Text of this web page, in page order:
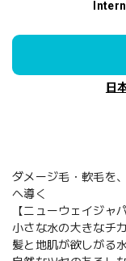
日
ダメージ毛・軟毛を
へ導く
【ニューウェイジャ
小さな水の大きなチカ
髪と地肌が欲しがる